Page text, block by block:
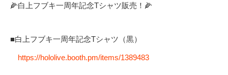
🌽白上フブキ一周年記念Tシャツ販売！🌽
■白上フブキ一周年記念Tシャツ（黒）
https://hololive.booth.pm/items/1389483